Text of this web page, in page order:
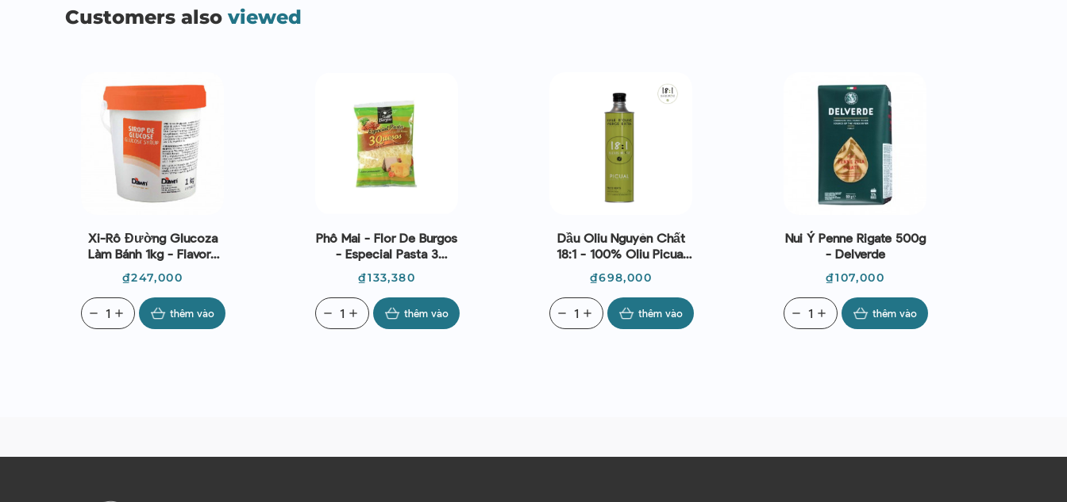
Customers also viewed
Xi-Rô Đường Glucoza
Làm Bánh 1kg - Flavors
And Chefs
Giá
₫247,000
add
remove thêm vào
Phô Mai - Flor De Burgos
- Especial Pasta 3
Quesos 200g
Giá
₫133,380
add
remove thêm vào
Dầu Oliu Nguyên Chất
18:1 - 100% Oliu Picual
(750ml) - Alexis Muñoz
Giá
₫698,000
add
remove thêm vào
Nui Ý Penne Rigate 500g
- Delverde
Giá
₫107,000
add
remove thêm vào